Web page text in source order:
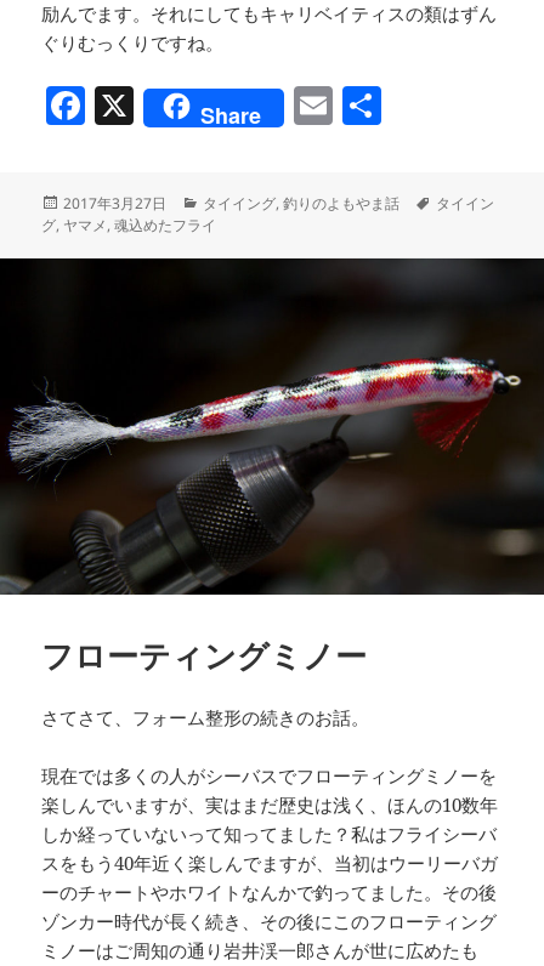
励んでます。それにしてもキャリベイティスの類はずん
ぐりむっくりですね。
F
c
e
b
X Share E
l
投
稿
2017年3月27日
カ
テ
タイイング,釣りのよもやま話
タ
タイイン
グ, ヤマメ,魂込めたフライ
フローティングミノー
さてさて、フォーム整形の続きのお話。
現在では多くの人がシーバスでフローティングミノーを
楽しんでいますが、実はまだ歴史は浅く、ほんの10数年
しか経っていないって知ってました？私はフライシーバ
スをもう40年近く楽しんでますが、当初はウーリーバガ
ーのチャートやホワイトなんかで釣ってました。その後
ゾンカー時代が長く続き、その後にこのフローティング
ミノーはご周知の通り岩井渓一郎さんが世に広めたも